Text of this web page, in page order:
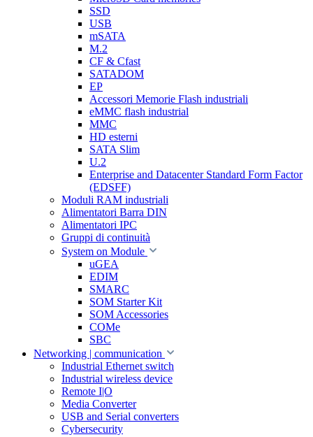
SSD
USB
mSATA
M.2
CF & Cfast
SATADOM
EP
Accessori Memorie Flash industriali
eMMC flash industrial
MMC
HD esterni
SATA Slim
U.2
Enterprise and Datacenter Standard Form Factor
(EDSFF)
Moduli RAM industriali
Alimentatori Barra DIN
Alimentatori IPC
Gruppi di continuità
System on Module
uGEA
EDIM
SMARC
SOM Starter Kit
SOM Accessories
COMe
SBC
Networking | communication
Industrial Ethernet switch
Industrial wireless device
Remote I|O
Media Converter
USB and Serial converters
Cybersecurity